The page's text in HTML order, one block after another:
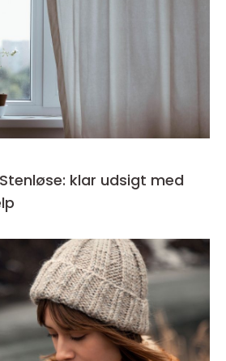
klar udsigt med